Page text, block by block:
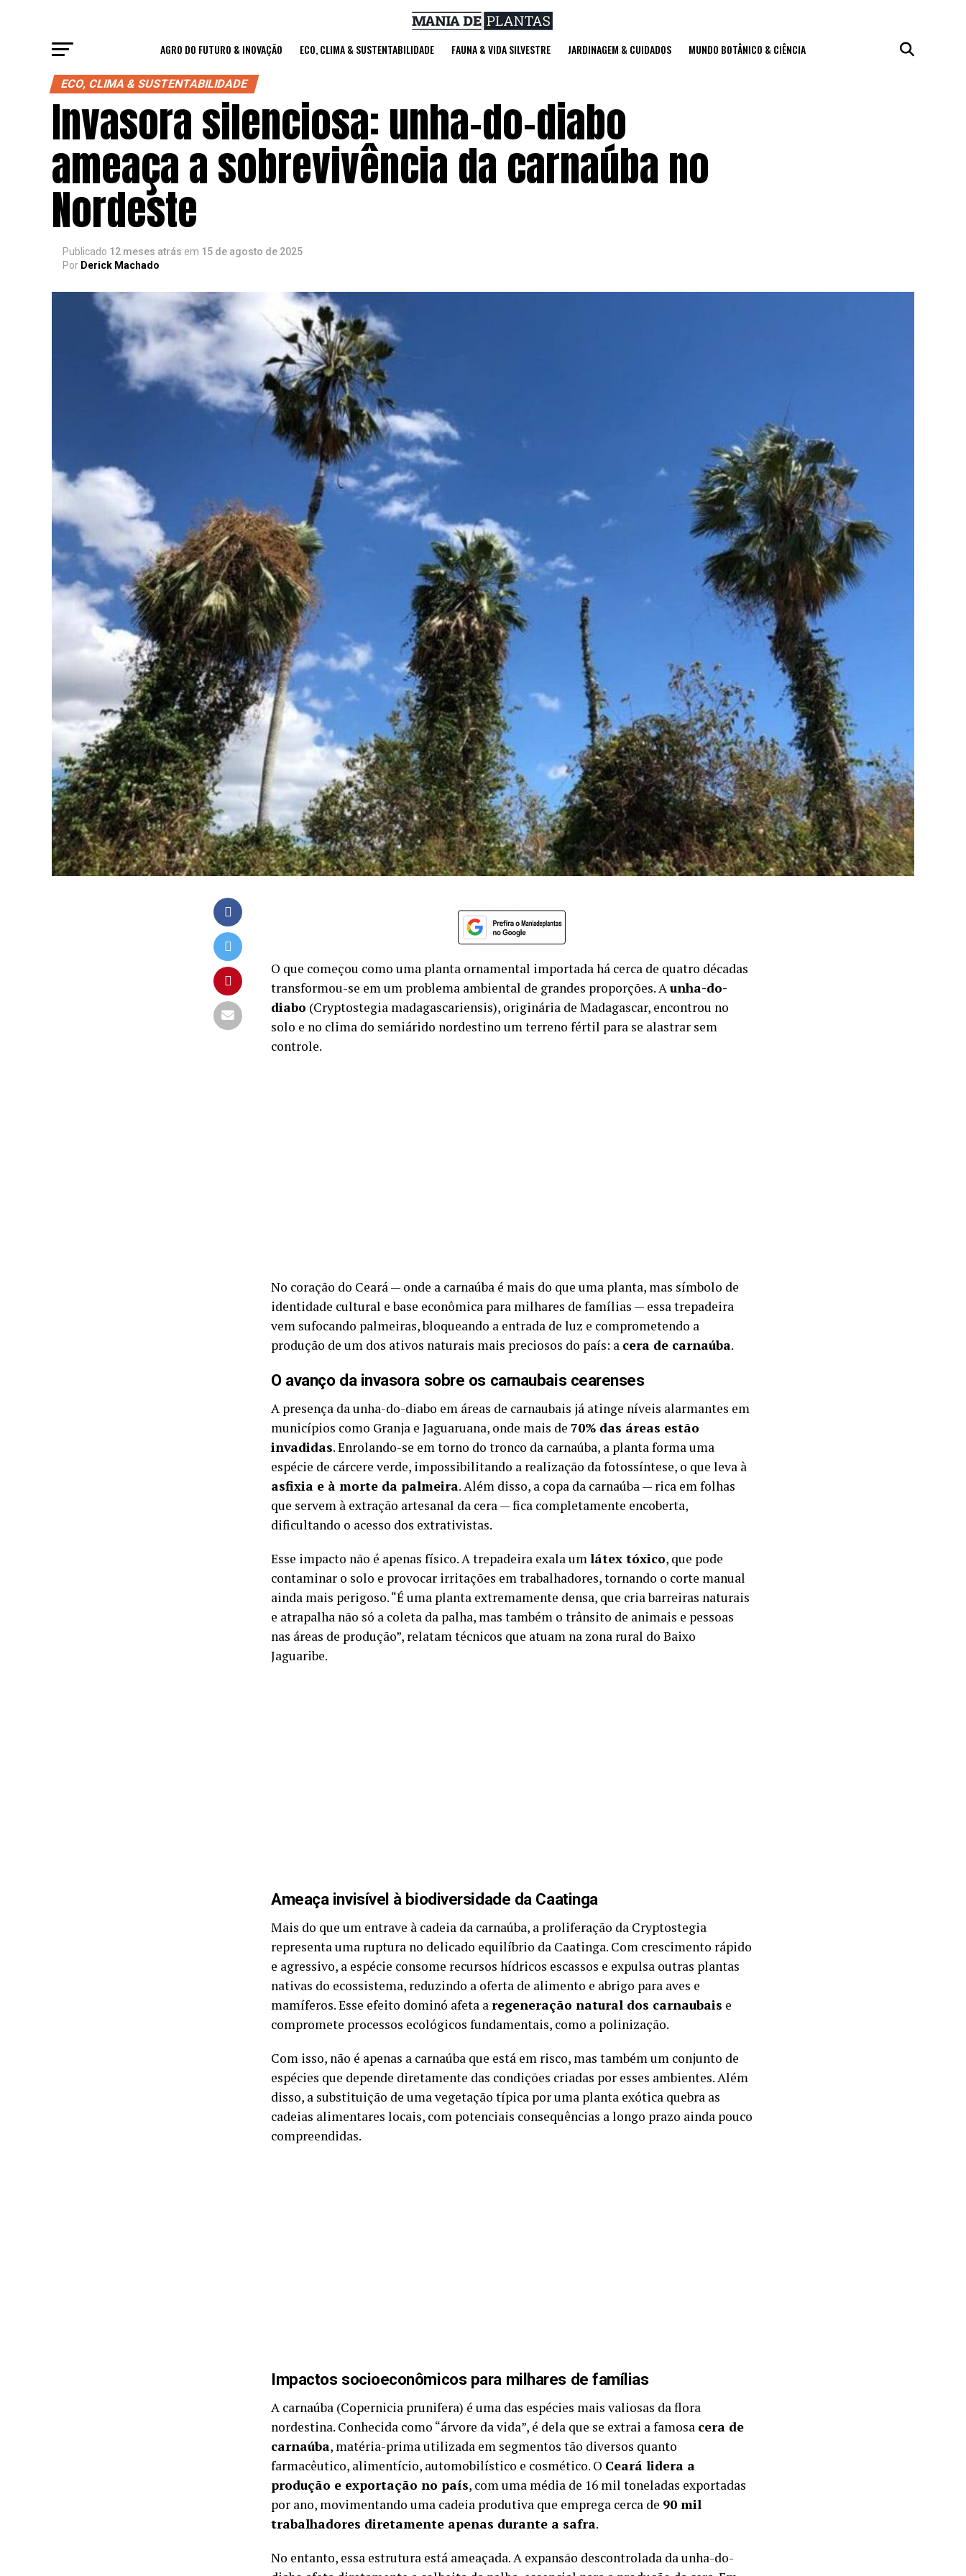
AGRO DO FUTURO & INOVAÇÃO ECO, CLIMA & SUSTENTABILIDADE FAUNA & VIDA SILVESTRE JARDINAGEM & CUIDADOS MUNDO BOTÂNICO & CIÊNCIA
ECO, CLIMA & SUSTENTABILIDADE
Invasora silenciosa: unha-do-diabo
ameaça a sobrevivência da carnaúba no
Nordeste
Publicado 12 meses atrás em 15 de agosto de 2025
Por Derick Machado
O que começou como uma planta ornamental importada há cerca de quatro décadas
transformou-se em um problema ambiental de grandes proporções. Aunha-do-
diabo (Cryptostegia madagascariensis), originária de Madagascar, encontrou no
solo e no clima do semiárido nordestino um terreno fértil para se alastrar sem
controle.
No coração do Ceará — onde a carnaúba é mais do que uma planta, mas símbolo de
identidade cultural e base econômica para milhares de famílias — essa trepadeira
vem sufocando palmeiras, bloqueando a entrada de luz e comprometendo a
produção de um dos ativos naturais mais preciosos do país: a cera de carnaúba.
O avanço da invasora sobre os carnaubais cearenses
A presença da unha-do-diabo em áreas de carnaubais já atinge níveis alarmantes em
municípios como Granja e Jaguaruana, onde mais de 70% das áreas estão
invadidas. Enrolando-se em torno do tronco da carnaúba, a planta forma uma
espécie de cárcere verde, impossibilitando a realização da fotossíntese, o que leva à
asfixia e à morte da palmeira. Além disso, a copa da carnaúba — rica em folhas
que servem à extração artesanal da cera — fica completamente encoberta,
dificultando o acesso dos extrativistas.
Esse impacto não é apenas físico. A trepadeira exala umlátex tóxico, que pode
contaminar o solo e provocar irritações em trabalhadores, tornando o corte manual
ainda mais perigoso. “É uma planta extremamente densa, que cria barreiras naturais
e atrapalha não só a coleta da palha, mas também o trânsito de animais e pessoas
nas áreas de produção”, relatam técnicos que atuam na zona rural do Baixo
Jaguaribe.
Ameaça invisível à biodiversidade da Caatinga
Mais do que um entrave à cadeia da carnaúba, a proliferação da Cryptostegia
representa uma ruptura no delicado equilíbrio da Caatinga. Com crescimento rápido
e agressivo, a espécie consome recursos hídricos escassos e expulsa outras plantas
nativas do ecossistema, reduzindo a oferta de alimento e abrigo para aves e
mamíferos. Esse efeito dominó afeta aregeneração natural dos carnaubais e
compromete processos ecológicos fundamentais, como a polinização.
Com isso, não é apenas a carnaúba que está em risco, mas também um conjunto de
espécies que depende diretamente das condições criadas por esses ambientes. Além
disso, a substituição de uma vegetação típica por uma planta exótica quebra as
cadeias alimentares locais, com potenciais consequências a longo prazo ainda pouco
compreendidas.
Impactos socioeconômicos para milhares de famílias
A carnaúba (Copernicia prunifera) é uma das espécies mais valiosas da flora
nordestina. Conhecida como “árvore da vida”, é dela que se extrai a famosa cera de
carnaúba, matéria-prima utilizada em segmentos tão diversos quanto
farmacêutico, alimentício, automobilístico e cosmético. O Ceará lidera a
produção e exportação no país, com uma média de 16 mil toneladas exportadas
por ano, movimentando uma cadeia produtiva que emprega cerca de 90 mil
trabalhadores diretamente apenas durante a safra.
No entanto, essa estrutura está ameaçada. A expansão descontrolada da unha-do-